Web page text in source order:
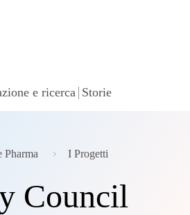
e ricerca Storie
Pharma I Progetti
Council